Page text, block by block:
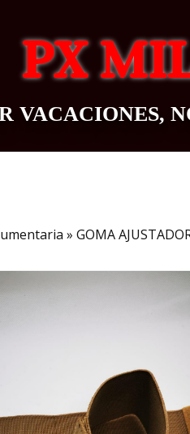
PX
VACACIONES,
» GOMA